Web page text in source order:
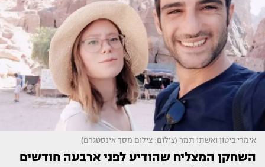
אימרי ביטון ואשתו תמר (צילום: צילום מסך אינסטגרם)
השחקן המצליח שהודיע לפני ארבעה חודשים